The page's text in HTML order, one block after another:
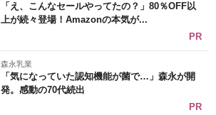
「え、こんなセールやってたの？」80％OFF以
上が続々登場！Amazonの本気が...
PR
森永乳業
「気になっていた認知機能が菌で…」森永が開
発。感動の70代続出
PR